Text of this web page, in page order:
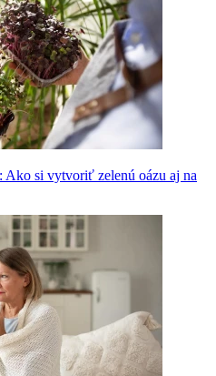
Ako si vytvoriť zelenú oázu aj na